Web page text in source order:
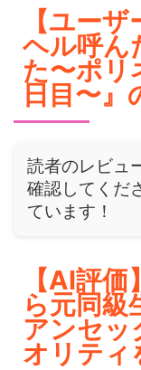
【ユー
ヘル呼ん
た〜ポリ
日目〜』
読者のレビュ
確認してくだ
ています！
【AI評
ら元同級
アンセッ
オリティ